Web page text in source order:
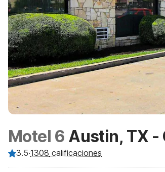
Motel 6 Austin, TX -
3.5·1308 calificaciones